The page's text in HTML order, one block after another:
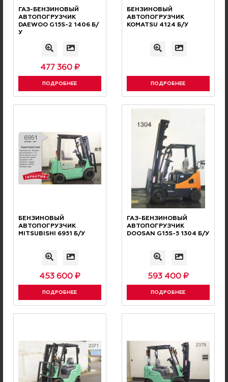
Нужна консультация
нашего специалиста?
ОCТАВЬТЕ ЗАЯВКУ, И НАШИ СПЕЦИАЛИСТЫ СВЯЖУТСЯ
Ваше имя
Номер телефона
Ваш комментарий
Соглашаюсь сусловиями политики конфиденциальности.
ГАЗ-БЕНЗИНОВЫЙ
АВТОПОГРУЗЧИК
DAEWOO G15S-2 1406 Б/
У
477 360 ₽
ПОДРОБНЕЕ
БЕНЗИНОВЫЙ
АВТОПОГРУЗЧИК
KOMATSU 4124 Б/У
ПОДРОБНЕЕ
БЕНЗИНОВЫЙ
АВТОПОГРУЗЧИК
MITSUBISHI 6951 Б/У
453 600 ₽
ПОДРОБНЕЕ
ГАЗ-БЕНЗИНОВЫЙ
АВТОПОГРУЗЧИК
DOOSAN G15S-5 1304 Б/У
593 400 ₽
ПОДРОБНЕЕ